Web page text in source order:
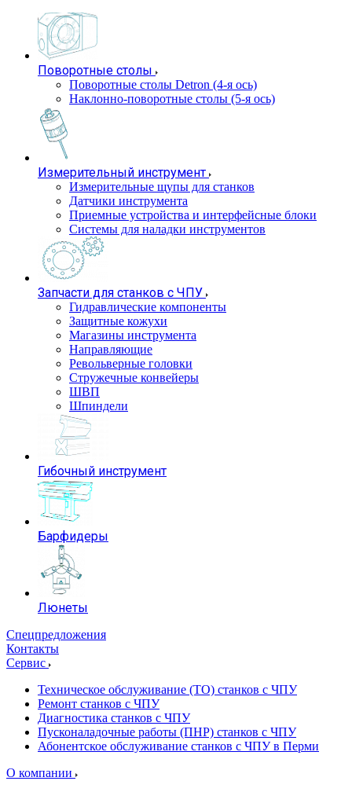
Поворотные столы
Поворотные столы Detron (4-я ось)
Наклонно-поворотные столы (5-я ось)
Измерительный инструмент
Измерительные щупы для станков
Датчики инструмента
Приемные устройства и интерфейсные блоки
Системы для наладки инструментов
Запчасти для станков с ЧПУ
Гидравлические компоненты
Защитные кожухи
Магазины инструмента
Направляющие
Револьверные головки
Стружечные конвейеры
ШВП
Шпиндели
Гибочный инструмент
Барфидеры
Люнеты
Спецпредложения
Контакты
Сервис
Техническое обслуживание (ТО) станков с ЧПУ
Ремонт станков с ЧПУ
Диагностика станков с ЧПУ
Пусконаладочные работы (ПНР) станков с ЧПУ
Абонентское обслуживание станков с ЧПУ в Перми
О компании